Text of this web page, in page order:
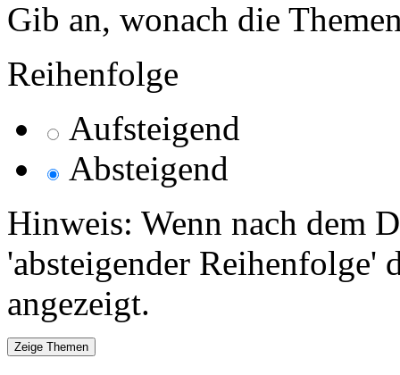
Gib an, wonach die
Reihenfolge
Aufsteigend
Absteigend
Hinweis: Wenn nach dem
'absteigender Reihenfolge'
angezeigt.